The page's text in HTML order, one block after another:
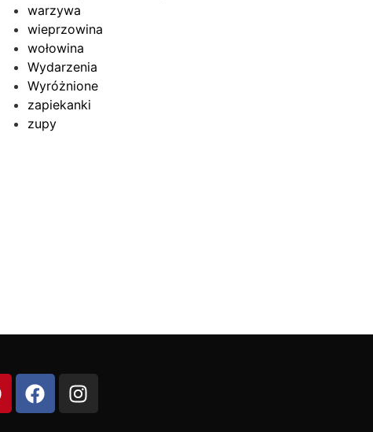
warzywa
wieprzowina
wołowina
Wydarzenia
Wyróżnione
zapiekanki
zupy